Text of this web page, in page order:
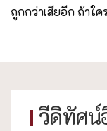
ถูกกว่าเสียอีก ถ้าใ
วีดิทัศน์